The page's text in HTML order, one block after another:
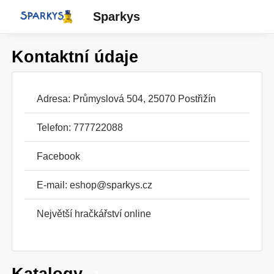
Sparkys
Kontaktní údaje
Adresa: Průmyslová 504, 25070 Postřižín
Telefon: 777722088
Facebook
E-mail: eshop@sparkys.cz
Největší hračkářství online